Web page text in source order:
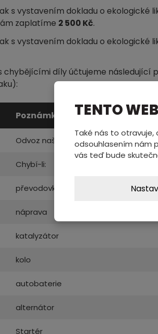
s vystavením dokladu o ekologické
zaplatíme 2 500 Kč.
s vystavením dokladu o ekologické
chybějícími díly účtujeme následující
Poznámka
Odvoz naší odtahovou službou
Chybí-li:
převodovka
náprava
katalyzátor
kolo
autobaterie
alternátor
Startér
TENTO
Také nás to otravuje,
odsouhlasením nám
vás teď bude